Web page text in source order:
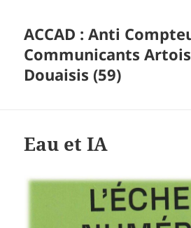
ACCAD : Anti
Communicants
Douaisis (59)
Eau et IA